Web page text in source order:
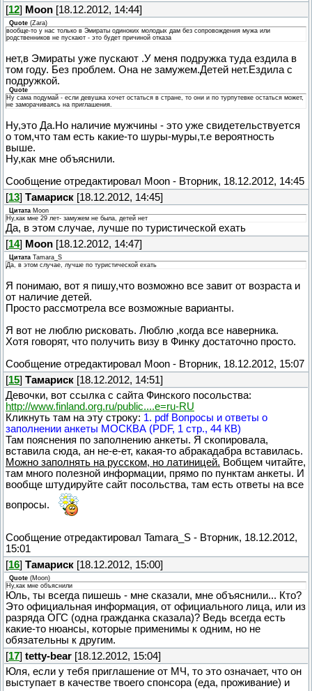
[12] Moon [18.12.2012, 14:44]
Quote (Zara)
вообще-то у нас только в Эмираты одиноких молодых дам без сопровождения мужа или
родственников не пускают - это будет причиной отказа
нет,в Эмираты уже пускают .У меня подружка туда ездила в
том году. Без проблем. Она не замужем.Детей нет.Ездила с
подружкой.
Quote
Ну сама подумай - если девушка хочет остаться в стране, то они и по турпутевке остаться может,
не заморачиваясь на приглашения.
Ну,это Да.Но наличие мужчины - это уже свидетельствуется
о том,что там есть какие-то шуры-муры,т.е вероятность
выше.
Ну,как мне объяснили.
Сообщение отредактировал Moon - Вторник, 18.12.2012, 14:45
[13] Тамариск [18.12.2012, 14:45]
Цитата Moon
Ну,как мне 29 лет- замужем не была, детей нет
Да, в этом случае, лучше по туристической ехать
[14] Moon [18.12.2012, 14:47]
Цитата Tamara_S
Да, в этом случае, лучше по туристической ехать
Я понимаю, вот я пишу,что возможно все завит от возраста и
от наличие детей.
Просто рассмотрела все возможные варианты.
Я вот не люблю рисковать. Люблю ,когда все наверника.
Хотя говорят, что получить визу в Финку достаточно просто.
Сообщение отредактировал Moon - Вторник, 18.12.2012, 15:07
[15] Тамариск [18.12.2012, 14:51]
Девочки, вот ссылка с сайта Финского посольства:
http://www.finland.org.ru/public....e=ru-RU
Кликнуть там на эту строку: 1. pdf Вопросы и ответы о
заполнении анкеты МОСКВА (PDF, 1 стр., 44 КВ)
Там пояснения по заполнению анкеты. Я скопировала,
вставила сюда, ан не-е-ет, какая-то абракадабра вставилась.
Можно заполнять на русском, но латиницей. Вобщем читайте,
там много полезной информации, прямо по пунктам анкеты. И
вообще штудируйте сайт посольства, там есть ответы на все
вопросы.
Сообщение отредактировал Tamara_S - Вторник, 18.12.2012,
15:01
[16] Тамариск [18.12.2012, 15:00]
Quote (Moon)
Ну,как мне объяснили
Юль, ты всегда пишешь - мне сказали, мне объяснили... Кто?
Это официальная информация, от официального лица, или из
разряда ОГС (одна гражданка сказала)? Ведь всегда есть
какие-то нюансы, которые применимы к одним, но не
обязательны к другим.
[17] tetty-bear [18.12.2012, 15:04]
Юля, если у тебя приглашение от МЧ, то это означает, что он
выступает в качестве твоего спонсора (еда, проживание) и